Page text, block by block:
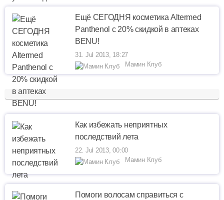
Ещё СЕГОДНЯ косметика Altermed
Panthenol с 20% скидкой в аптеках
BENU!
31. Jul 2013, 18:27
Мамин Клуб
Как избежать неприятных
последствий лета
22. Jul 2013, 00:00
Мамин Клуб
Помоги волосам справиться с